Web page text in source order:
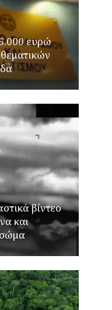
ευρώ
βίντεο
και